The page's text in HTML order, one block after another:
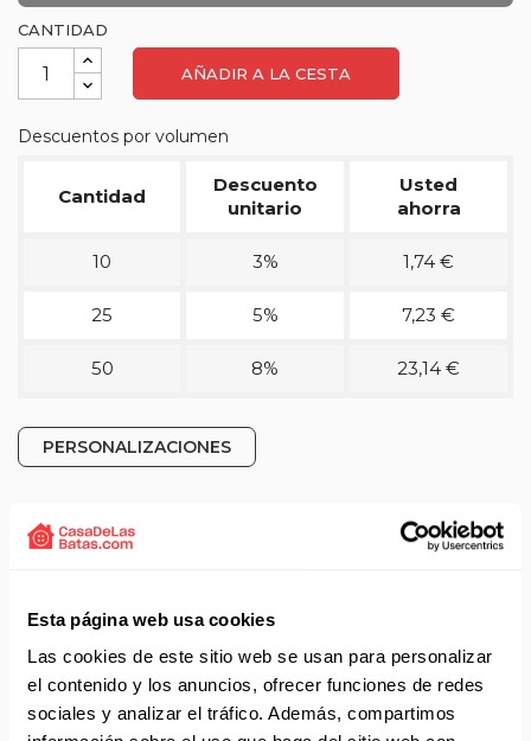
Esta página web usa cookies
Las cookies de este sitio web se usan para personalizar
el contenido y los anuncios, ofrecer funciones de redes
sociales y analizar el tráfico. Además, compartimos
CANTIDAD
AÑADIR A LA CESTA
Descuentos por volumen
Cantidad
Descuento
unitario
Usted
ahorra
10 3% 1,74 €
25 5% 7,23 €
50 8% 23,14 €
PERSONALIZACIONES
Detalles técnicos del producto
múltiples colores.
Destaca respecto otros modelos por su tejido con un
gramaje superior de 190.
Modelo Imperial V Women con corte semi entallado.
Manga corta.